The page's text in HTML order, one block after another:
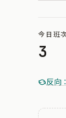
今日班
3
反向